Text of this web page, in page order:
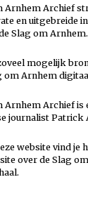
Arnhem Archief
en uitgebreide
Slag om Arnhem.
mogelijk
om Arnhem
Arnhem Archief is
journalist Patrick
website vind je
over de Slag
.